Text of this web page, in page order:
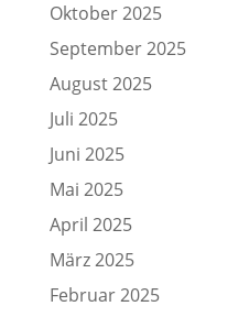
Oktober 2025
September 2025
August 2025
Juli 2025
Juni 2025
Mai 2025
April 2025
März 2025
Februar 2025